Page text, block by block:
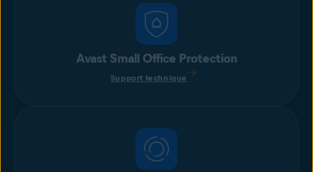
Avast Small Office Protection
Support technique